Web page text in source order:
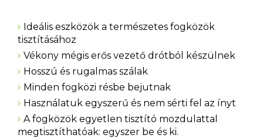
Ideális eszközök a természetes fogközök
tisztításához
Vékony mégis erős vezető drótból készülnek
Hosszú és rugalmas szálak
Minden fogközi résbe bejutnak
Használatuk egyszerű és nem sérti fel az ínyt
A fogközök egyetlen tisztító mozdulattal
megtisztíthatóak: egyszer be és ki.